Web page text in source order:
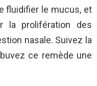
fluidifier le mucus, et
la prolifération des
nasale. Suivez la
ce remède une